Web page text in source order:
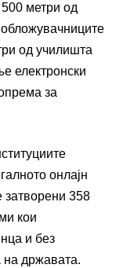
метри од
од училишта
електронски
за
онлајн
затворени 358
кои
и без
на државата.